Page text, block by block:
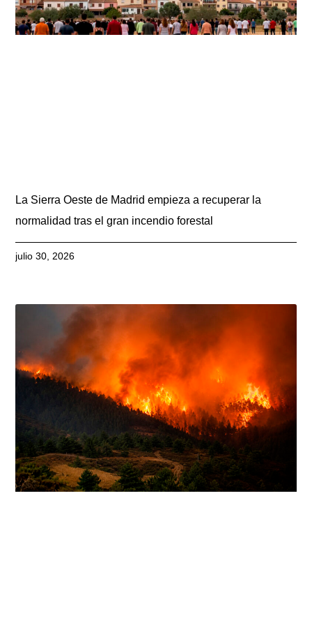
La Sierra Oeste de Madrid empieza a recuperar la
normalidad tras el gran incendio forestal
julio 30, 2026